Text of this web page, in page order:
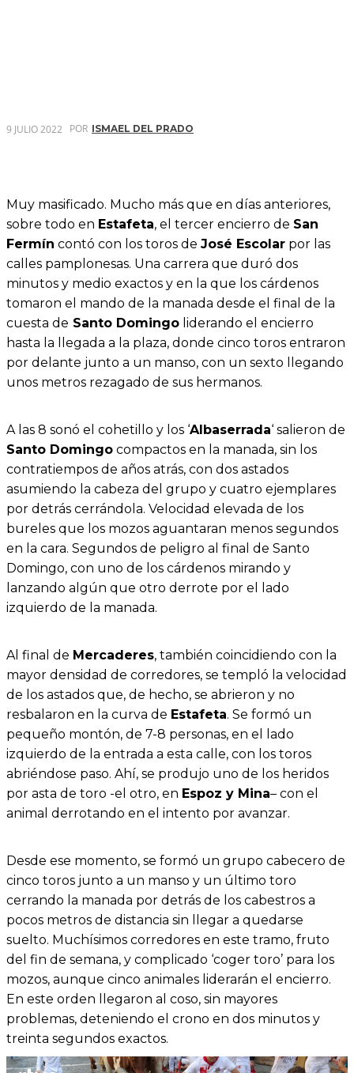
9 JULIO 2022 POR ISMAEL DEL PRADO
Muy masificado. Mucho más que en días anteriores,
sobre todo en Estafeta, el tercer encierro de San
Fermín contó con los toros de José Escolar por las
calles pamplonesas. Una carrera que duró dos
minutos y medio exactos y en la que los cárdenos
tomaron el mando de la manada desde el final de la
cuesta de Santo Domingo liderando el encierro
hasta la llegada a la plaza, donde cinco toros entraron
por delante junto a un manso, con un sexto llegando
unos metros rezagado de sus hermanos.
A las 8 sonó el cohetillo y los ‘Albaserrada‘ salieron de
Santo Domingo compactos en la manada, sin los
contratiempos de años atrás, con dos astados
asumiendo la cabeza del grupo y cuatro ejemplares
por detrás cerrándola. Velocidad elevada de los
bureles que los mozos aguantaran menos segundos
en la cara. Segundos de peligro al final de Santo
Domingo, con uno de los cárdenos mirando y
lanzando algún que otro derrote por el lado
izquierdo de la manada.
Al final de Mercaderes, también coincidiendo con la
mayor densidad de corredores, se templó la velocidad
de los astados que, de hecho, se abrieron y no
resbalaron en la curva de Estafeta. Se formó un
pequeño montón, de 7-8 personas, en el lado
izquierdo de la entrada a esta calle, con los toros
abriéndose paso. Ahí, se produjo uno de los heridos
por asta de toro -el otro, en Espoz y Mina– con el
animal derrotando en el intento por avanzar.
Desde ese momento, se formó un grupo cabecero de
cinco toros junto a un manso y un último toro
cerrando la manada por detrás de los cabestros a
pocos metros de distancia sin llegar a quedarse
suelto. Muchísimos corredores en este tramo, fruto
del fin de semana, y complicado ‘coger toro’ para los
mozos, aunque cinco animales liderarán el encierro.
En este orden llegaron al coso, sin mayores
problemas, deteniendo el crono en dos minutos y
treinta segundos exactos.